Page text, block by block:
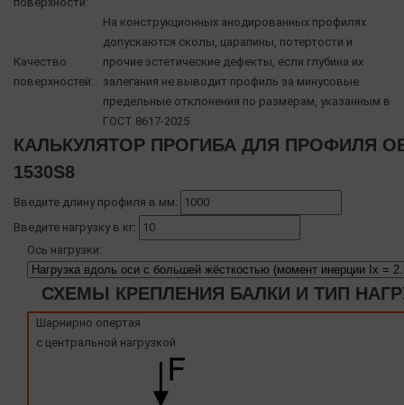
Качество
поверхностей:
На конструкционных анодированных профилях
допускаются сколы, царапины, потертости и
прочие эстетические дефекты, если глубина их
залегания не выводит профиль за минусовые
предельные отклонения по размерам, указанным в
ГОСТ 8617-2025
КАЛЬКУЛЯТОР ПРОГИБА ДЛЯ ПРОФИЛЯ
1530S8
Введите длину профиля в мм:
Введите нагрузку в кг:
Ось нагрузки:
СХЕМЫ КРЕПЛЕНИЯ БАЛКИ И ТИП
Шарнирно опертая
с центральной нагрузкой